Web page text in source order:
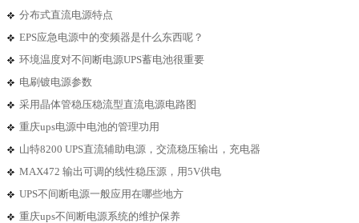
分布式直流电源特点
EPS应急电源中的变频器是什么东西呢？
环境温度对不间断电源UPS蓄电池很重要
电刷镀电源参数
采用晶体管稳压稳流型直流电源电路图
重庆ups电源中电池的管理功用
山特8200 UPS直流辅助电源，交流稳压输出，充电器
MAX472 输出可调的线性稳压源，用5V供电
UPS不间断电源一般应用在哪些地方
重庆ups不间断电源系统的维护保养